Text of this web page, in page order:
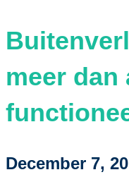
meer dan
December 7,